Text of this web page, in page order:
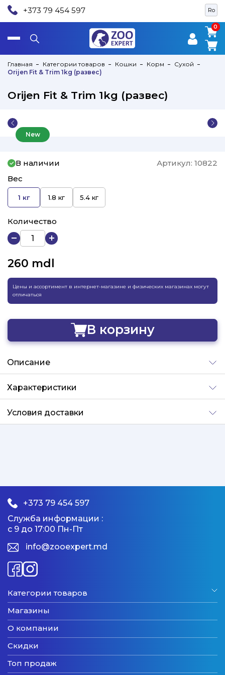
Ro
+373 79 454 597
0
0
Главная Категории товаров Кошки Корм
Сухой
Orijen Fit & Trim 1kg (развес)
Orijen Fit & Trim 1kg (развес)
New
В наличии Артикул: 10822
Вес
1 кг 1.8 кг 5.4 кг
Количество
260 mdl
Цены и ассортимент в интернет-магазине и физических магазинах могут
отличаться
В корзину
Добавлено
Описание
Характеристики
Условия доставки
+373 79 454 597
Служба информации :
с 9 до 17:00 Пн-Пт
info@zooexpert.md
Категории товаров
Магазины
О компании
Скидки
Топ продаж